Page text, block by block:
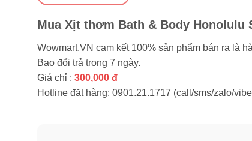
Mua Xịt thơm Bath & Body
Wowmart.VN cam kết 100% sản phẩm bán ra là
Bao đổi trả trong 7 ngày.
Giá chỉ : 300,000 đ
Hotline đặt hàng: 0901.21.1717 (call/sms/zalo/